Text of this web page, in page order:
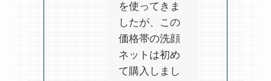
を使ってきま
したが、この
価格帯の洗顔
ネットは初め
て購入しまし